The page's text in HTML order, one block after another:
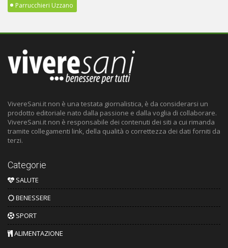
Parrucchieri Uzzano
VivereSani.it non è una testata giornalistica, è da considerarsi un
prodotto editoriale nato dalla passione e dalla voglia di collaborare.
VivereSani.it non è responsabile dei contenuti dei siti a cui rimanda
tramite collegamenti link, della qualità o correttezza dei dati forniti da
terzi.
Categorie
SALUTE
BENESSERE
SPORT
ALIMENTAZIONE